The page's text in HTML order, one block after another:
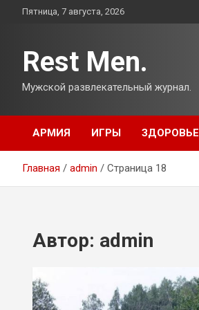
ПерейтиПятница, 7 августа, 2026
Rest Men.
Мужской развлекательный журнал.
АРМИЯ ИГРЫ ЗДОРОВЬЕ
Главная admin Страница 18
Автор: admin